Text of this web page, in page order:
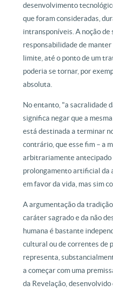
desenvolvimento
que foram consideradas,
intransponíveis. A noção de
responsabilidade de
limite, até o ponto de um
poderia se tornar, por
absoluta.
No entanto, "a sacralidade
significa negar que a
está destinada a terminar
contrário, que esse fim – a
arbitrariamente antecipado
prolongamento artificial da
em favor da vida, mas sim
A argumentação da
caráter sagrado e da não
humana é bastante
cultural ou de correntes de
representa,
a começar com uma
da Revelação, desenvolvido